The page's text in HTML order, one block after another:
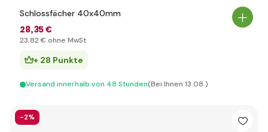
Schlossfächer 40x40mm
28,35 €
23,82 € ohne MwSt
+ 28 Punkte
Versand innerhalb von 48 Stunden(Bei Ihnen 13.08.)
-2%